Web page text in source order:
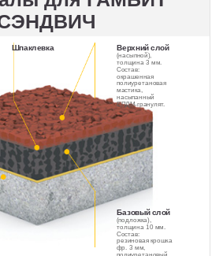
Базовый слой
(подложка),
толщина 10 мм.
Состав:
резиновая крошка
фр. 3 мм,
Шпаклевка Верхний слой
(насыпной),
толщина 3 мм.
Состав:
окрашенная
полиуретановая
мастика,
насыпанный
ЕПДМ-гранулят.